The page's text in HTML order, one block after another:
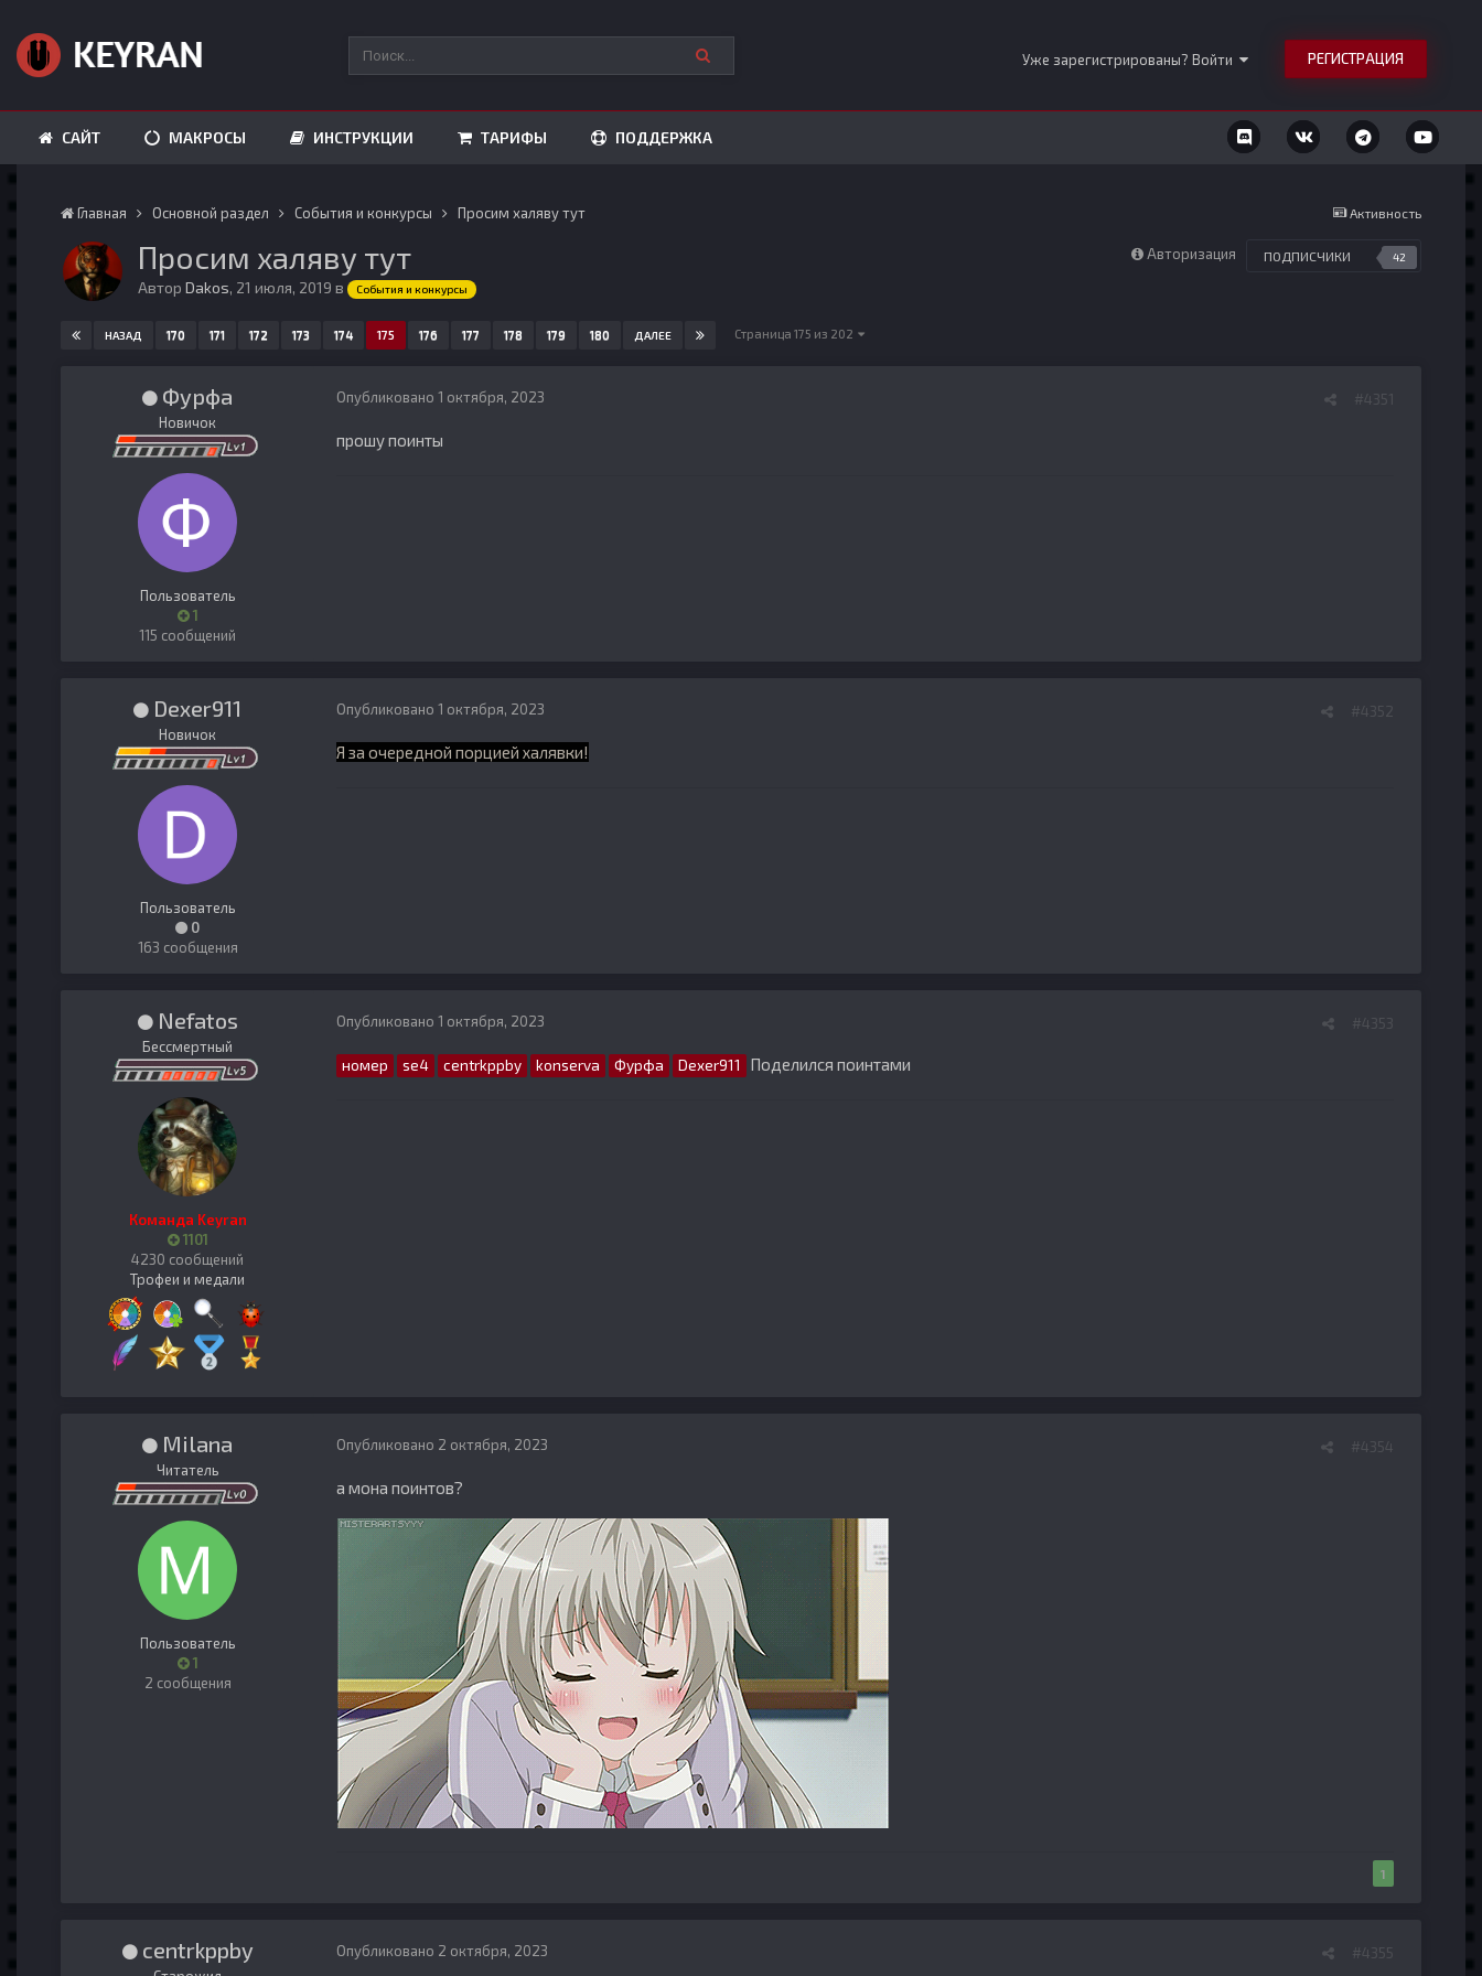
Уже зарегистрированы? Войти РЕГИСТРАЦИЯ
САЙТ МАКРОСЫ ИНСТРУКЦИИ ТАРИФЫ ПОДДЕРЖКА
Активность
Главная Основной раздел События и конкурсы Просим халяву тут
Авторизация ПОДПИСЧИКИ 42
Просим халяву тут
Автор Dakos, 21 июля, 2019 в События и конкурсы
НАЗАД 170 171 172 173 174 175 176 177 178 179 180 ДАЛЕЕ Страница 175 из 202
Фурфа
Новичок
Пользователь
1
115 сообщений
#4351
Опубликовано 1 октября, 2023
прошу поинты
Dexer911
Новичок
Пользователь
0
163 сообщения
#4352
Опубликовано 1 октября, 2023
Я за очередной порцией халявки!
Nefatos
Бессмертный
Команда Keyran
1101
4230 сообщений
Трофеи и медали
#4353
Опубликовано 1 октября, 2023
номер se4 centrkppby konserva Фурфа Dexer911 Поделился поинтами
Milana
Читатель
Пользователь
1
2 сообщения
#4354
Опубликовано 2 октября, 2023
а мона поинтов?
1
centrkppby #4355
Опубликовано 2 октября, 2023